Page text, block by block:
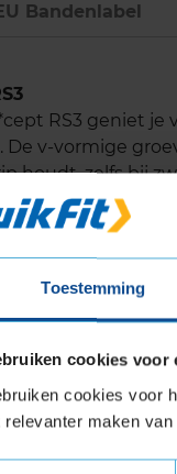
Toestemming
cookies voor
cookies voor
relevanter maken
Bandenlabel
RS3 geniet je
De v-vormige
houdt, zelfs bij
zodat de
verminderd. De
in zware sneeuw
in
tegen